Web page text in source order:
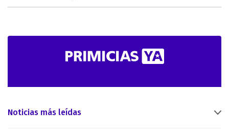
Noticias más leídas